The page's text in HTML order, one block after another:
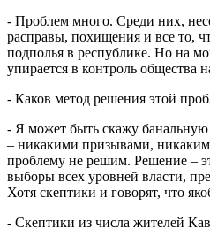
- Проблем много. Среди них,
расправы, похищения и все то,
подполья в республике. Но на
упирается в контроль общества
- Каков метод решения этой
- Я может быть скажу
– никакими призывами,
проблему не решим. Решение –
выборы всех уровней власти,
Хотя скептики и говорят, что
- Скептики из числа жителей